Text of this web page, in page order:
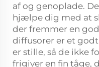
af og genoplade.
hjælpe dig med at
der fremmer en
diffusorer er et
er stille, så de ikke
frigiver en fin tåge,